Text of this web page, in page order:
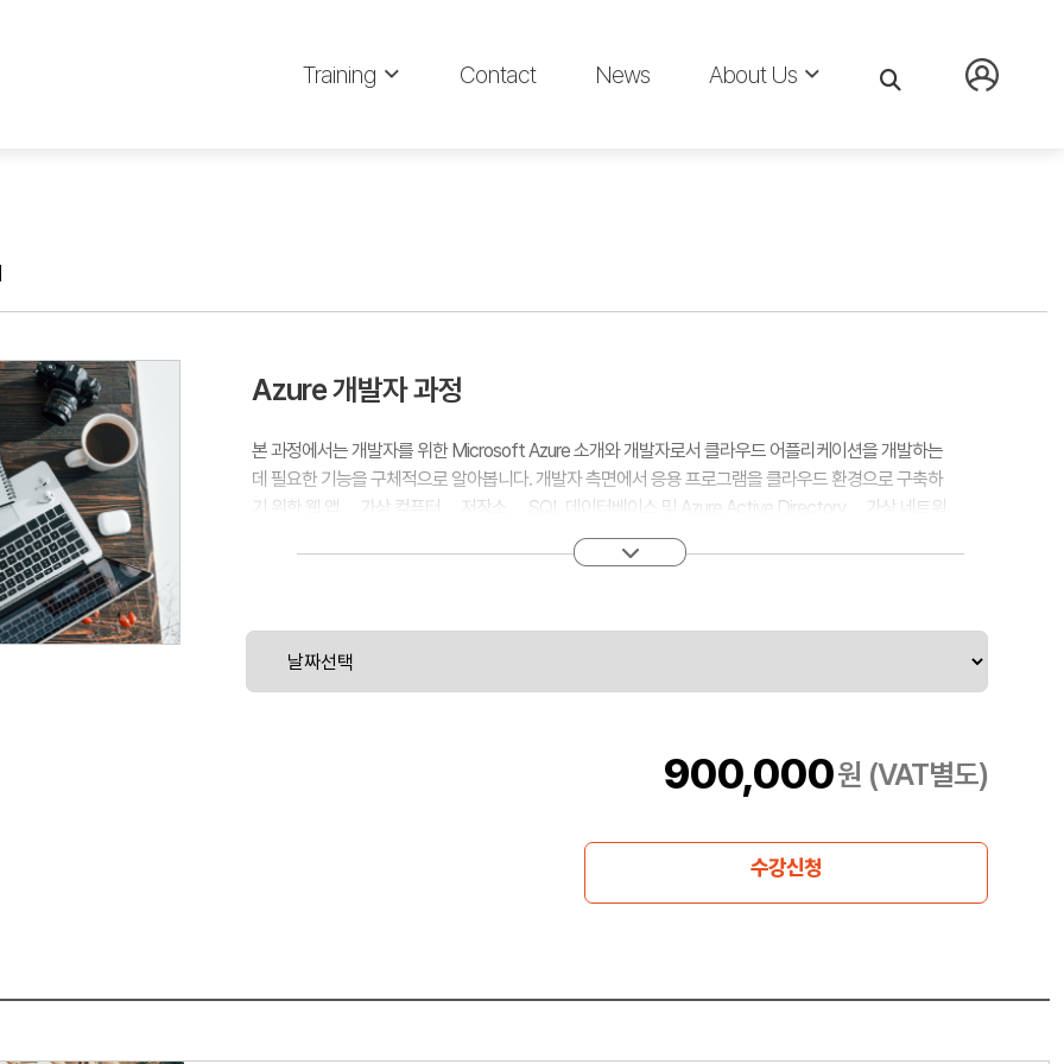
Training Contact News About Us
Azure 개발자 과정
본 과정에서는 개발자를 위한 Microsoft Azure 소개와 개발자로서 클라우드 어플리케이션을 개발하는
데 필요한 기능을 구체적으로 알아봅니다. 개발자 측면에서 응용 프로그램을 클라우드 환경으로 구축하
기 위한 웹 앱， 가상 컴퓨터， 저장소， SQL 데이터베이스 및 Azure Active Directory， 가상 네트워
900,000원 (VAT별도)
수강신청